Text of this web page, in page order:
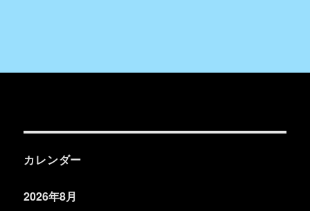
カレンダー
2026年8月